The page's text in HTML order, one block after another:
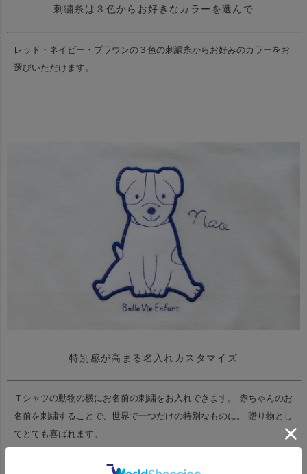
刺繍糸は３色からお好きなカラーを選んで
レッド・ネイビー・ブラウンの３色の刺繍糸からお好みのカラーをお
選びいただけます。
特別感が高まる名入れカスタマイズ
Ｔシャツの動物の横にお名前の刺繍をお入れできます。
赤ちゃんのお
名前を刺繍することで、世界で一つだけの特別なものに。
贈り物とし
てとても喜ばれます。